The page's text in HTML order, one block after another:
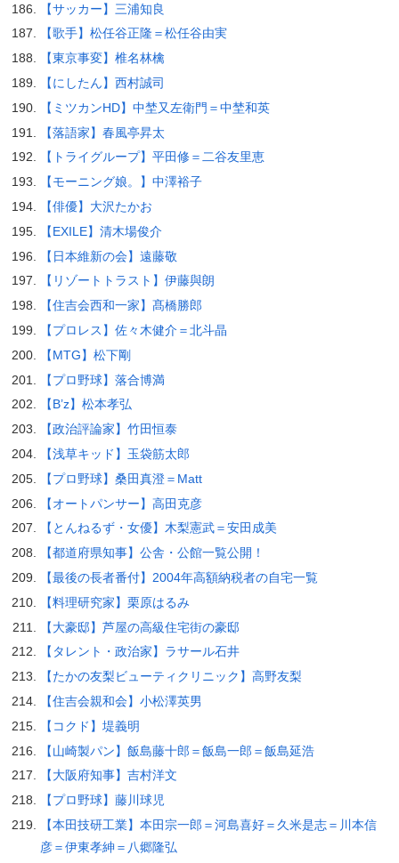
【サッカー】三浦知良
【歌手】松任谷正隆＝松任谷由実
【東京事変】椎名林檎
【にしたん】西村誠司
【ミツカンHD】中埜又左衛門＝中埜和英
【落語家】春風亭昇太
【トライグループ】平田修＝二谷友里恵
【モーニング娘。】中澤裕子
【俳優】大沢たかお
【EXILE】清木場俊介
【日本維新の会】遠藤敬
【リゾートトラスト】伊藤與朗
【住吉会西和一家】髙橋勝郎
【プロレス】佐々木健介＝北斗晶
【MTG】松下剛
【プロ野球】落合博満
【B’z】松本孝弘
【政治評論家】竹田恒泰
【浅草キッド】玉袋筋太郎
【プロ野球】桑田真澄＝Matt
【オートパンサー】高田克彦
【とんねるず・女優】木梨憲武＝安田成美
【都道府県知事】公舎・公館一覧公開！
【最後の長者番付】2004年高額納税者の自宅一覧
【料理研究家】栗原はるみ
【大豪邸】芦屋の高級住宅街の豪邸
【タレント・政治家】ラサール石井
【たかの友梨ビューティクリニック】高野友梨
【住吉会親和会】小松澤英男
【コクド】堤義明
【山崎製パン】飯島藤十郎＝飯島一郎＝飯島延浩
【大阪府知事】吉村洋文
【プロ野球】藤川球児
【本田技研工業】本田宗一郎＝河島喜好＝久米是志＝川本信
彦＝伊東孝紳＝八郷隆弘